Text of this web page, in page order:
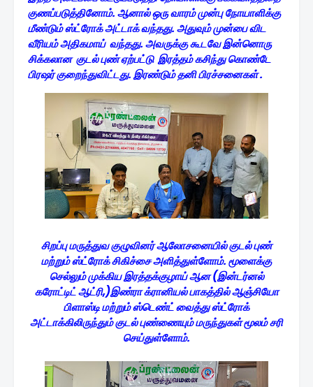
குணப்படுத்தினோம். ஆனால் ஒரு வாரம் முன்பு நோயாளிக்கு
மீண்டும் ஸ்ட்ரோக் அட்டாக் வந்தது. அதுவும் முன்பை விட
வீரியம் அதிகமாய் வந்தது. அவருக்கு கூடவே இன்னொரு
சிக்கலான குடல் புண் ஏற்பட்டு இரத்தம் கசிந்து கொண்டே
பிரஷர் குறைந்துவிட்டது. இரண்டும் தனி பிரச்சனைகள் .
சிறப்பு மருத்துவ குழுவினர் ஆலோசனையில் குடல் புண்
மற்றும் ஸ்ட்ரோக் சிகிச்சை அளித்துள்ளோம். மூளைக்கு
செல்லும் முக்கிய இரத்தக்குழாய் ஆன (இன்டர்னல்
கரோட்டிட் ஆட்ரி,)இண்ரா க்ரானியல் பாகத்தில் ஆஞ்சியோ
பிளாஸ்டி மற்றும் ஸ்டெண்ட் வைத்து ஸ்ட்ரோக்
அட்டாக்கிலிருந்தும் குடல் புண்ணையும் மருந்துகள் மூலம் சரி
செய்துள்ளோம்.